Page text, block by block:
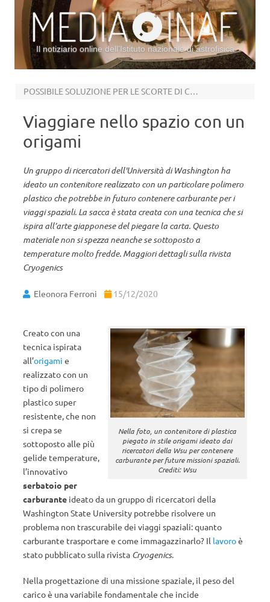
Il notiziario online dell’Istituto nazionale di astrofisica
POSSIBILE SOLUZIONE PER LE SCORTE DI CARBURANTE
Viaggiare nello spazio con un
origami
Un gruppo di ricercatori dell'Università di Washington ha
ideato un contenitore realizzato con un particolare polimero
plastico che potrebbe in futuro contenere carburante per i
viaggi spaziali. La sacca è stata creata con una tecnica che si
ispira all’arte giapponese del piegare la carta. Questo
materiale non si spezza neanche se sottoposto a
temperature molto fredde. Maggiori dettagli sulla rivista
Cryogenics
Eleonora Ferroni 15/12/2020
Nella foto, un contenitore di plastica
piegato in stile origami ideato dai
ricercatori della Wsu per contenere
carburante per future missioni spaziali.
Crediti: Wsu
Creato con una
tecnica ispirata
all’origami e
realizzato con un
tipo di polimero
plastico super
resistente, che non
si crepa se
sottoposto alle più
gelide temperature,
l’innovativo
serbatoio per
carburante ideato da un gruppo di ricercatori della
Washington State University potrebbe risolvere un
problema non trascurabile dei viaggi spaziali: quanto
carburante trasportare e come immagazzinarlo? Il lavoroè
stato pubblicato sulla rivista Cryogenics.
Nella progettazione di una missione spaziale, il peso del
carico è una variabile fondamentale che incide